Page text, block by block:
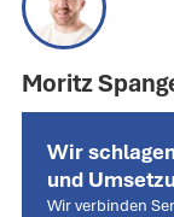
Moritz
Wir
und
Wir verbinden